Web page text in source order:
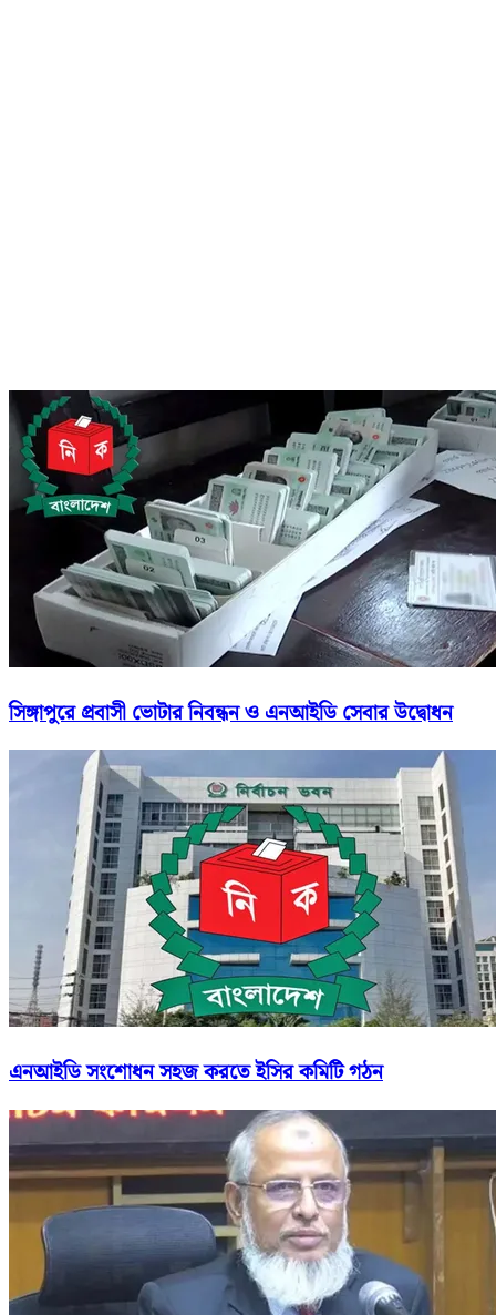
সিঙ্গাপুরে প্রবাসী ভোটার নিবন্ধন ও এনআইডি সেবার উদ্বোধন
এনআইডি সংশোধন সহজ করতে ইসির কমিটি গঠন